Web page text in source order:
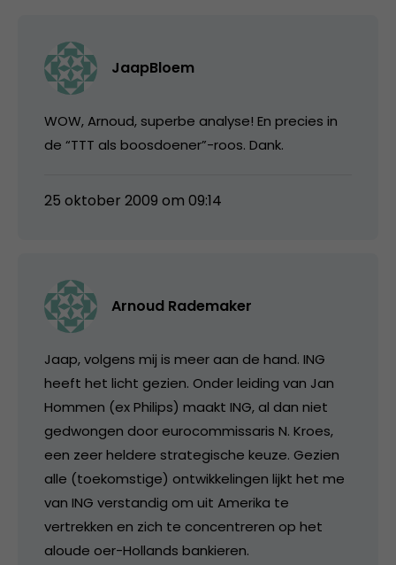
JaapBloem
WOW, Arnoud, superbe analyse! En precies in
de “TTT als boosdoener”-roos. Dank.
25 oktober 2009 om 09:14
Arnoud Rademaker
Jaap, volgens mij is meer aan de hand. ING
heeft het licht gezien. Onder leiding van Jan
Hommen (ex Philips) maakt ING, al dan niet
gedwongen door eurocommissaris N. Kroes,
een zeer heldere strategische keuze. Gezien
alle (toekomstige) ontwikkelingen lijkt het me
van ING verstandig om uit Amerika te
vertrekken en zich te concentreren op het
aloude oer-Hollands bankieren.